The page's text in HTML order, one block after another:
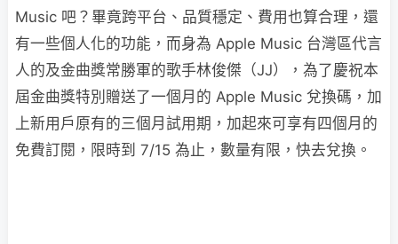
Music 吧？畢竟跨平台、品質穩定、費用也算合理，還
有一些個人化的功能，而身為 Apple Music 台灣區代言
人的及金曲獎常勝軍的歌手林俊傑（JJ），為了慶祝本
屆金曲獎特別贈送了一個月的 Apple Music 兌換碼，加
上新用戶原有的三個月試用期，加起來可享有四個月的
免費訂閱，限時到 7/15 為止，數量有限，快去兌換。